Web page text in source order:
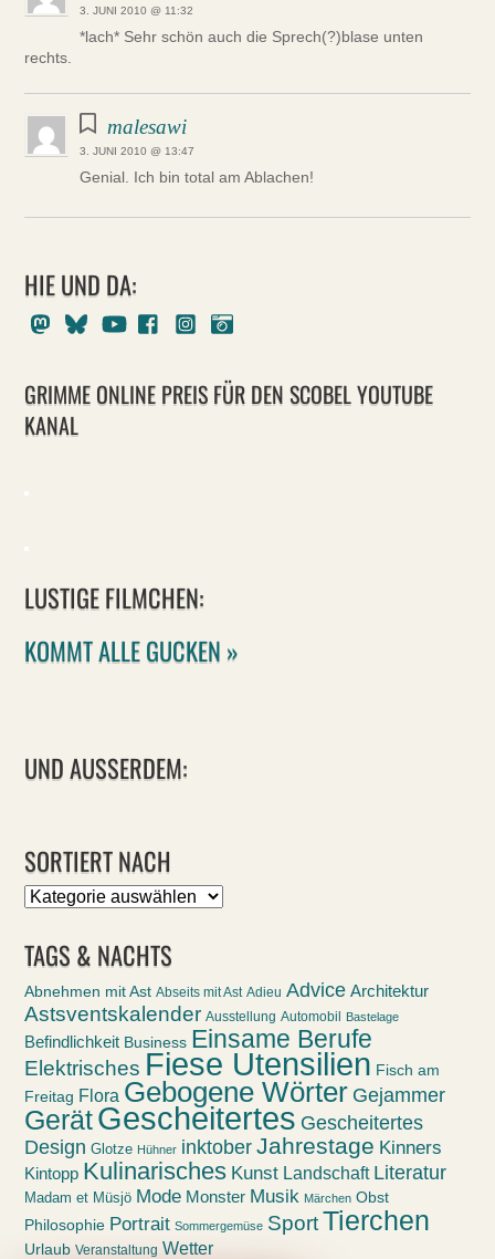
3. JUNI 2010 @ 11:32
*lach* Sehr schön auch die Sprech(?)blase unten
rechts.
malesawi
3. JUNI 2010 @ 13:47
Genial. Ich bin total am Ablachen!
HIE UND DA:
MastodonBlueskyYoutubeFacebookInstagram
GRIMME ONLINE PREIS FÜR DEN SCOBEL YOUTUBE
KANAL
LUSTIGE FILMCHEN:
KOMMT ALLE GUCKEN »
UND AUSSERDEM:
SORTIERT NACH
Sortiert
TAGS & NACHTS
Abnehmen mit Ast Abseits mit Ast Adieu Advice Architektur
Astsventskalender Ausstellung Automobil Bastelage
Befindlichkeit Business Einsame Berufe
Elektrisches Fiese Utensilien Fisch am
Freitag Flora Gebogene Wörter Gejammer
GerätGescheitertes Gescheitertes
Design Glotze Hühner inktober Jahrestage Kinners
Kintopp Kulinarisches Kunst Landschaft Literatur
Madam et Müsjö Mode Monster Musik Märchen Obst
Philosophie Portrait Sommergemüse Sport Tierchen
Urlaub Veranstaltung Wetter